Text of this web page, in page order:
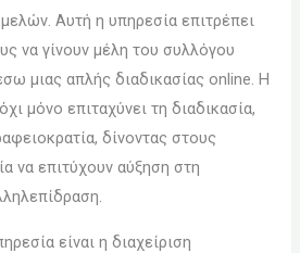
Αυτή η υπηρεσία επιτρέπει
να γίνουν μέλη του συλλόγου
μιας απλής διαδικασίας online. Η
μόνο επιταχύνει τη διαδικασία,
δίνοντας στους
να επιτύχουν αύξηση στη
είναι η διαχείριση